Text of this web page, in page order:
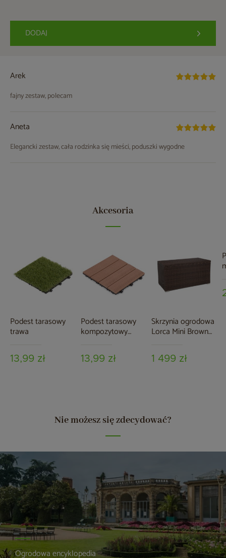
DODAJ
Arek
fajny zestaw, polecam
Aneta
Elegancki zestaw, cała rodzinka się mieści, poduszki wygodne
Akcesoria
Podest tarasowy
trawa
13,99 zł
Podest tarasowy
kompozytowy
13,99 zł
Skrzynia ogrodowa
Lorca Mini Brown
1 499 zł
Nie możesz się zdecydować?
Ogrodowa encyklopedia